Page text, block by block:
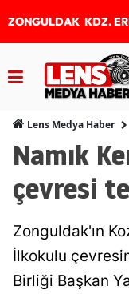
ZONGULDAK KDZ.
Lens Medya Haber
Namık
çevresi
Zonguldak'ın
İlkokulu
Birliği Başkan